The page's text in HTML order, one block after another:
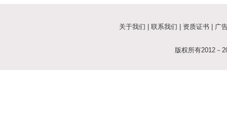
关于我们 联系我们 资质证书 广
版权所有2012－